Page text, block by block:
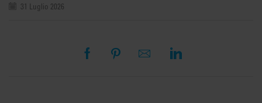
31 Luglio 2026